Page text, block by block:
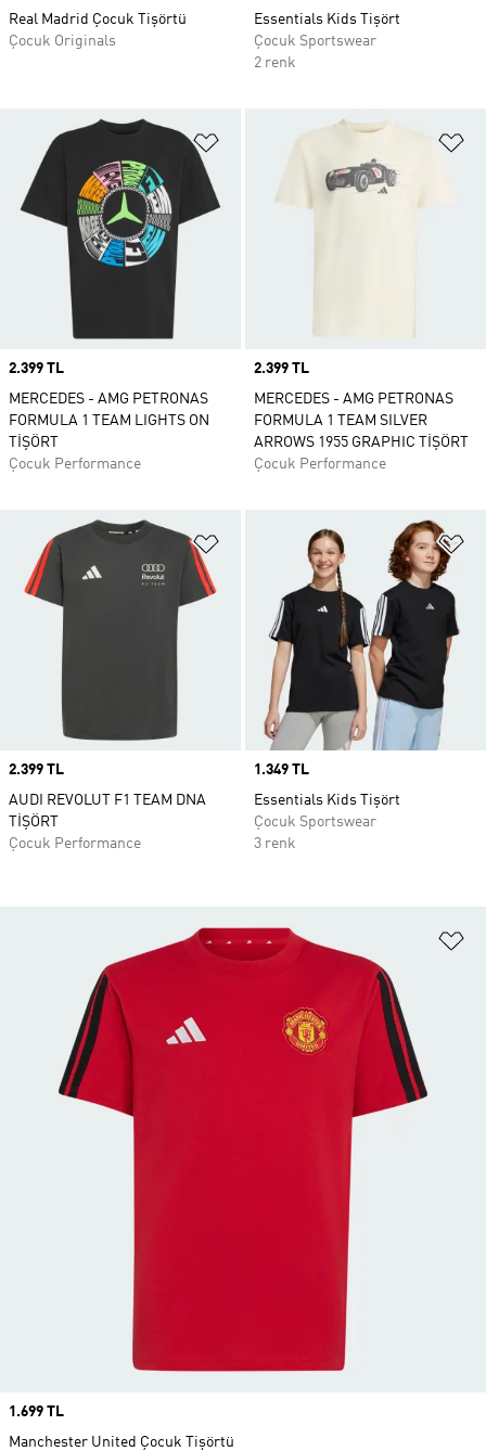
Real Madrid Çocuk Tişörtü
Çocuk Originals
Essentials Kids Tişört
Çocuk Sportswear
2 renk
Favori Listesine Ekle
Price
2.399 TL
MERCEDES - AMG PETRONAS
FORMULA 1 TEAM LIGHTS ON
TİŞÖRT
Çocuk Performance
Price
2.399 TL
MERCEDES - AMG PETRONAS
FORMULA 1 TEAM SILVER
ARROWS 1955 GRAPHIC TİŞÖRT
Çocuk Performance
Favori Listesine Ekle
Price
2.399 TL
AUDI REVOLUT F1 TEAM DNA
TİŞÖRT
Çocuk Performance
Price
1.349 TL
Essentials Kids Tişört
Çocuk Sportswear
3 renk
Price
1.699 TL
Manchester United Çocuk Tişörtü